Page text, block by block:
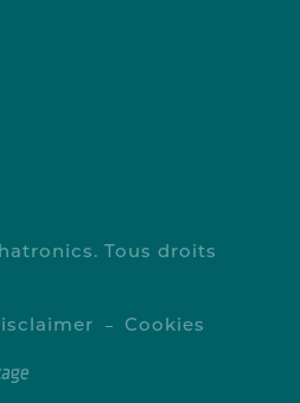
Tous droits
Cookies